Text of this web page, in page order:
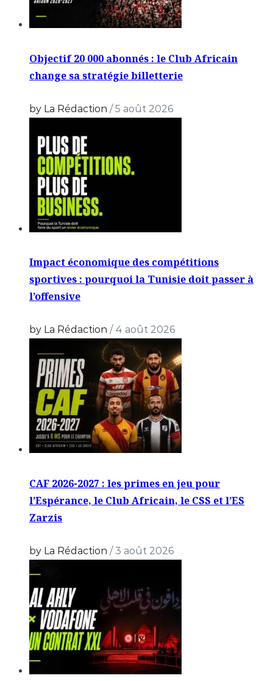
Objectif 20 000 abonnés : le Club Africain
change sa stratégie billetterie
by La Rédaction /5 août 2026
Impact économique des compétitions
sportives : pourquoi la Tunisie doit passer à
l’offensive
by La Rédaction / 4 août 2026
CAF 2026-2027 : les primes en jeu pour
l’Espérance, le Club Africain, le CSS et l’ES
Zarzis
by La Rédaction /3 août 2026